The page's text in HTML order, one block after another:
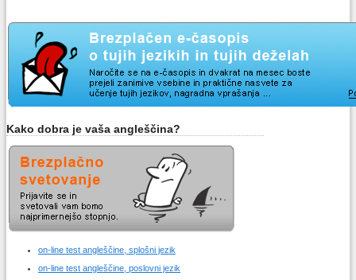
Kako dobra je vaša angleščina?
on-line test angleščine, splošni jezik
on-line test angleščine, poslovni jezik